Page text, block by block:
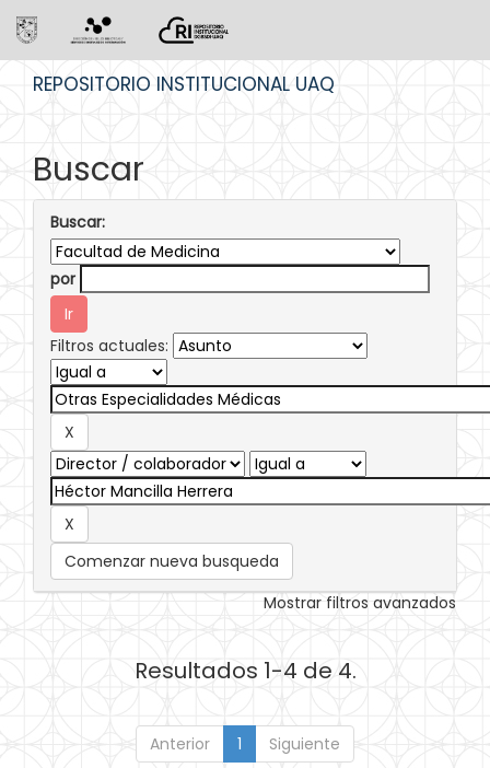
REPOSITORIO INSTITUCIONAL UAQ
Buscar
Buscar:
por
Filtros actuales:
Comenzar nueva busqueda
Mostrar filtros avanzados
Resultados 1-4 de 4.
Anterior 1 Siguiente